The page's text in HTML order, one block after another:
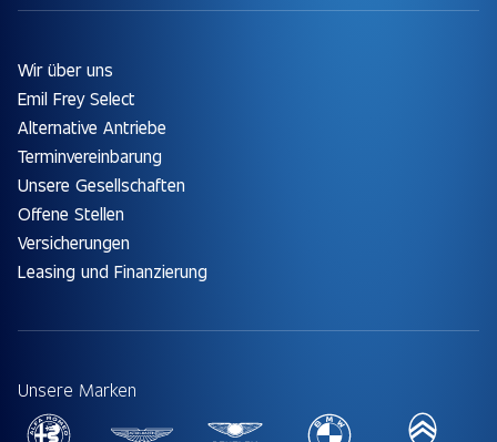
Wir über uns
Emil Frey Select
Alternative Antriebe
Terminvereinbarung
Unsere Gesellschaften
Offene Stellen
Versicherungen
Leasing und Finanzierung
Unsere Marken